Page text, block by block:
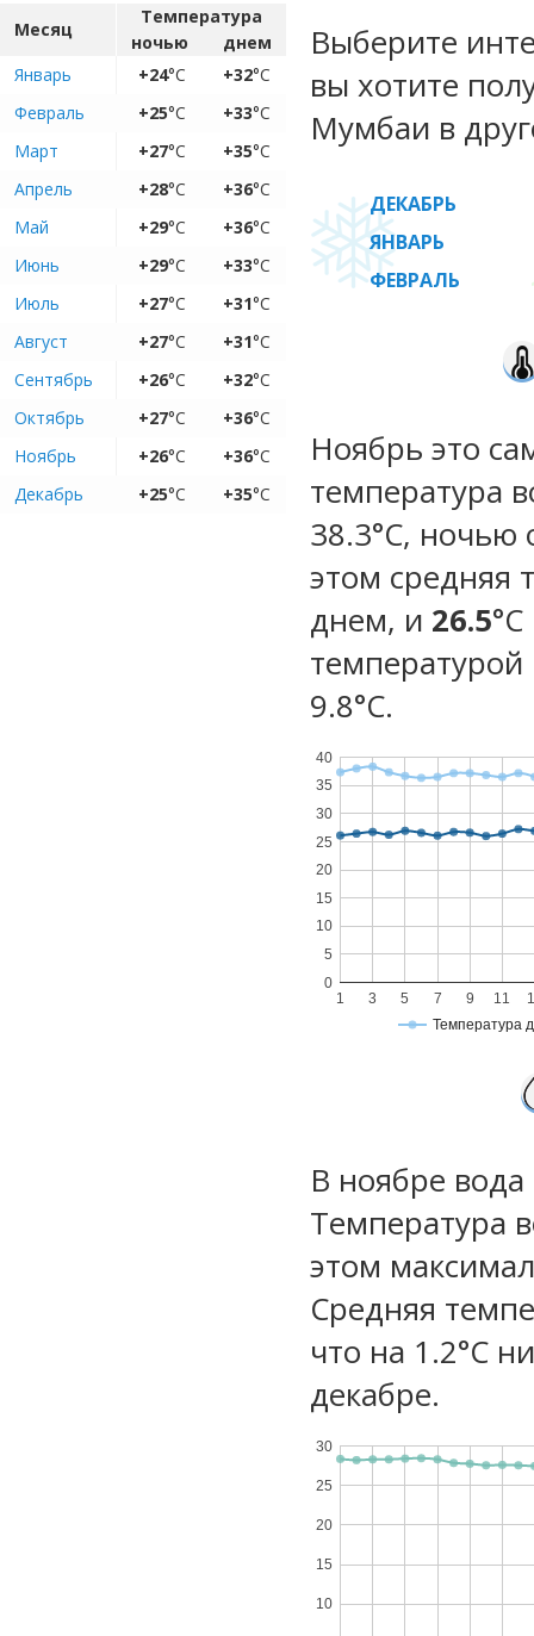
Месяц
Температура
ночью
днем
Январь
+24°C +32°C
Февраль
+25°C +33°C
Март
+27°C +35°C
Апрель
+28°C +36°C
Май
+29°C +36°C
Июнь
+29°C +33°C
Июль
+27°C +31°C
Август
+27°C +31°C
Сентябрь
+26°C +32°C
Октябрь
+27°C +36°C
Ноябрь
+26°C +36°C
Декабрь
+25°C +35°C
Выберите
вы хотите
Мумбаи в
ДЕКАБРЬ
ЯНВАРЬ
ФЕВРАЛЬ
Ноябрь это
температура
38.3°C, ночью
этом средняя
днем, и 26.5
температурой
9.8°С.
Температура
1 3 5 7 9 11
0
5
10
15
20
25
30
35
40
В ноябре
Температура
этом
Средняя
что на 1.2°C
декабре.
10
15
20
25
30